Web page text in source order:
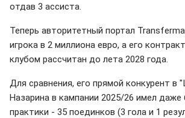
отдав 3 ассиста.
Теперь авторитетный портал
игрока в 2 миллиона евро, а его
клубом рассчитан до лета 2028 года.
Для сравнения, его прямой конкурент в
Назарина в кампании 2025/26 имел даже
практики - 35 поединков (3 гола и 1